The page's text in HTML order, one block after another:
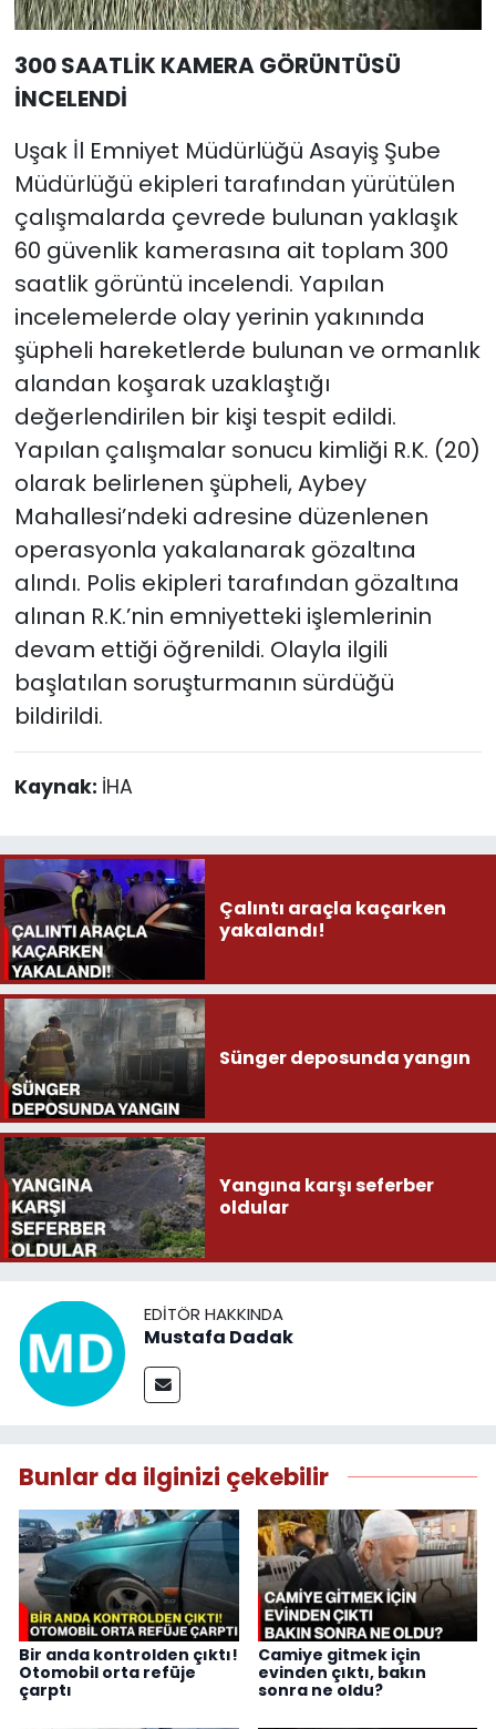
300 SAATLİK KAMERA GÖRÜNTÜSÜ
İNCELENDİ
Uşak İl Emniyet Müdürlüğü Asayiş Şube
Müdürlüğü ekipleri tarafından yürütülen
çalışmalarda çevrede bulunan yaklaşık
60 güvenlik kamerasına ait toplam 300
saatlik görüntü incelendi. Yapılan
incelemelerde olay yerinin yakınında
şüpheli hareketlerde bulunan ve ormanlık
alandan koşarak uzaklaştığı
değerlendirilen bir kişi tespit edildi.
Yapılan çalışmalar sonucu kimliği R.K. (20)
olarak belirlenen şüpheli, Aybey
Mahallesi’ndeki adresine düzenlenen
operasyonla yakalanarak gözaltına
alındı. Polis ekipleri tarafından gözaltına
alınan R.K.’nin emniyetteki işlemlerinin
devam ettiği öğrenildi. Olayla ilgili
başlatılan soruşturmanın sürdüğü
bildirildi.
Kaynak: İHA
Çalıntı araçla kaçarken
yakalandı!
Sünger deposunda yangın
Yangına karşı seferber
oldular
EDITÖR HAKKINDA
Mustafa Dadak
Bunlar da ilginizi çekebilir
Bir anda kontrolden çıktı!
Otomobil orta refüje
çarptı
Camiye gitmek için
evinden çıktı, bakın
sonra ne oldu?